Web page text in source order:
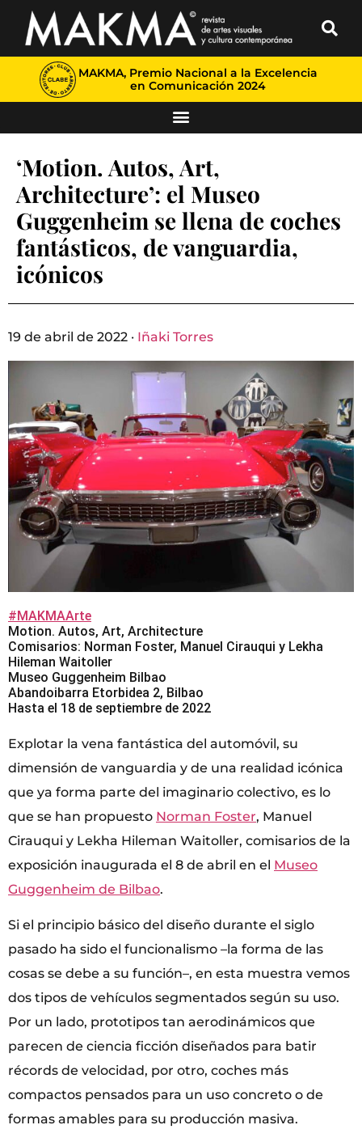
MAKMA, Premio Nacional a la Excelencia
en Comunicación 2024
‘Motion. Autos, Art,
Architecture’: el Museo
Guggenheim se llena de coches
fantásticos, de vanguardia,
icónicos
19 de abril de 2022 · Iñaki Torres
#MAKMAArte
Motion. Autos, Art, Architecture
Comisarios: Norman Foster, Manuel Cirauqui y Lekha
Hileman Waitoller
Museo Guggenheim Bilbao
Abandoibarra Etorbidea 2, Bilbao
Hasta el 18 de septiembre de 2022
Explotar la vena fantástica del automóvil, su
dimensión de vanguardia y de una realidad icónica
que ya forma parte del imaginario colectivo, es lo
que se han propuesto Norman Foster, Manuel
Cirauqui y Lekha Hileman Waitoller, comisarios de la
exposición inaugurada el 8 de abril en el Museo
Guggenheim de Bilbao.
Si el principio básico del diseño durante el siglo
pasado ha sido el funcionalismo –la forma de las
cosas se debe a su función–, en esta muestra vemos
dos tipos de vehículos segmentados según su uso.
Por un lado, prototipos tan aerodinámicos que
parecen de ciencia ficción diseñados para batir
récords de velocidad, por otro, coches más
compactos pensados para un uso concreto o de
formas amables para su producción masiva.